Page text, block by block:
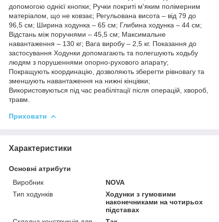
допомогою однієї кнопки; Ручки покриті м'яким полімерним
матеріалом, що не ковзає; Регульована висота – від 79 до
96,5 см; Ширина ходунка – 65 см; Глибина ходунка – 44 см;
Відстань між поручнями – 45,5 см; Максимальне
навантаження – 130 кг; Вага виробу – 2,5 кг. Показання до
застосування Ходунки допомагають та полегшують ходьбу
людям з порушеннями опорно-рухового апарату;
Покращують координацію, дозволяють зберегти рівновагу та
зменшують навантаження на нижні кінцівки;
Використовуються під час реабілітації після операцій, хвороб,
травм.
Приховати
Характеристики
Основні атрибути
Виробник
NOVA
Тип ходунків
Ходунки з гумовими
наконечниками на чотирьох
підставах